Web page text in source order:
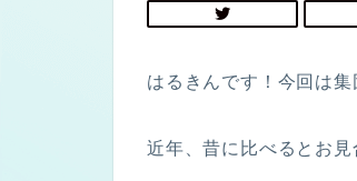
はるきんです！今回は集
近年、昔に比べるとお見